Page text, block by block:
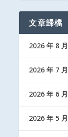
文章歸檔
2026 年 8 月
2026 年 7 月
2026 年 6 月
2026 年 5 月